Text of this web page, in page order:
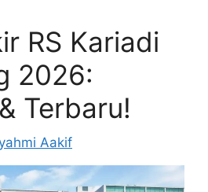
RS Kariadi
2026:
Terbaru!
Aakif